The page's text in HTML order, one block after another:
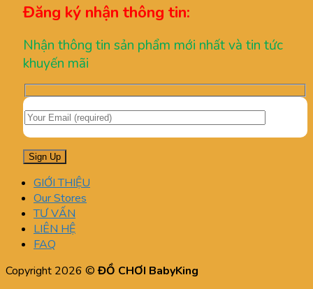
Đăng ký nhận thông tin:
Nhận thông tin sản phẩm mới nhất và tin tức
khuyến mãi
GIỚI THIỆU
Our Stores
TƯ VẤN
LIÊN HỆ
FAQ
Copyright 2026 ©ĐỒ CHƠI BabyKing